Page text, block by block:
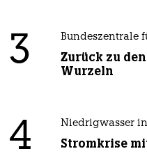
3 Bundeszentrale
Zurück zu
Wurzeln
4 Niedrigwasser
Stromkrise